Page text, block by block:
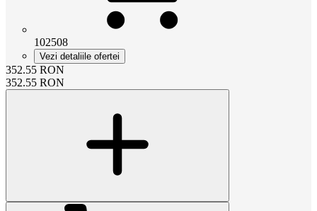
102508
Vezi detaliile ofertei
352.55 RON
352.55 RON